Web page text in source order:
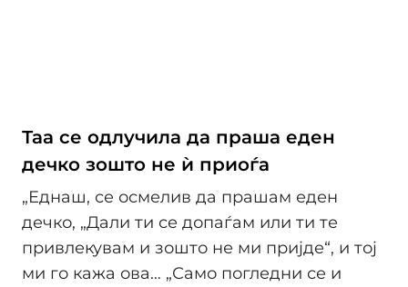
Таа се одлучила да праша еден
дечко зошто не ѝ приоѓа
„Еднаш, се осмелив да прашам еден
дечко, „Дали ти се допаѓам или ти те
привлекувам и зошто не ми пријде“, и тој
ми го кажа ова… „Само погледни се и